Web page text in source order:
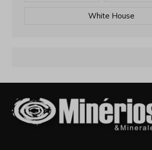
White House